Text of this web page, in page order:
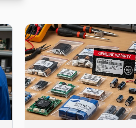
Gaziosmanpaşa'nın en deneyimli ekibi.
bölgesinde 6 ay işçilik garantisi.